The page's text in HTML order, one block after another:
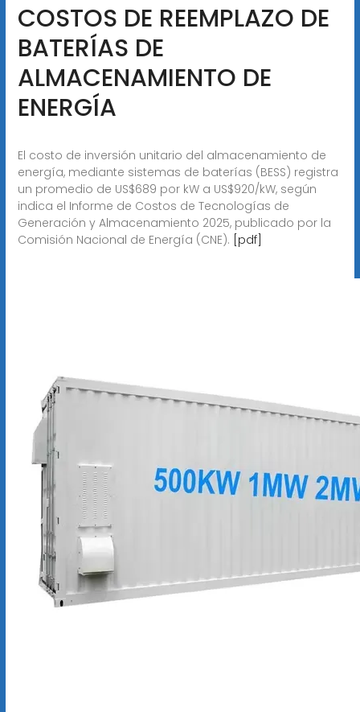
COSTOS DE REEMPLAZO DE
BATERÍAS DE
ALMACENAMIENTO DE
ENERGÍA
El costo de inversión unitario del almacenamiento de
energía, mediante sistemas de baterías (BESS) registra
un promedio de US$689 por kW a US$920/kW, según
indica el Informe de Costos de Tecnologías de
Generación y Almacenamiento 2025, publicado por la
Comisión Nacional de Energía (CNE). [pdf]